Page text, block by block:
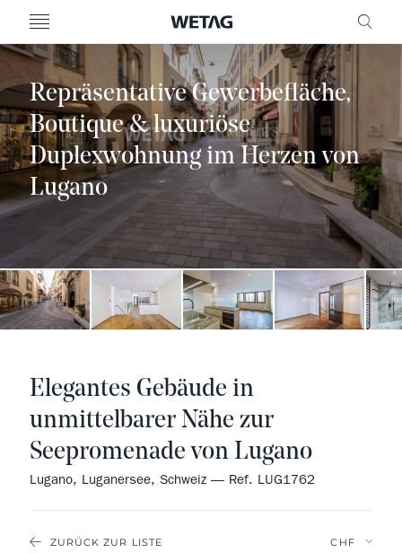
MENU
Repräsentative Gewerbefläche,
Boutique & luxuriöse
Duplexwohnung im Herzen von
Lugano
ZURÜCK ZUR LISTE
Elegantes Gebäude in
unmittelbarer Nähe zur
Seepromenade von Lugano
Lugano, Luganersee, Schweiz — Ref. LUG1762